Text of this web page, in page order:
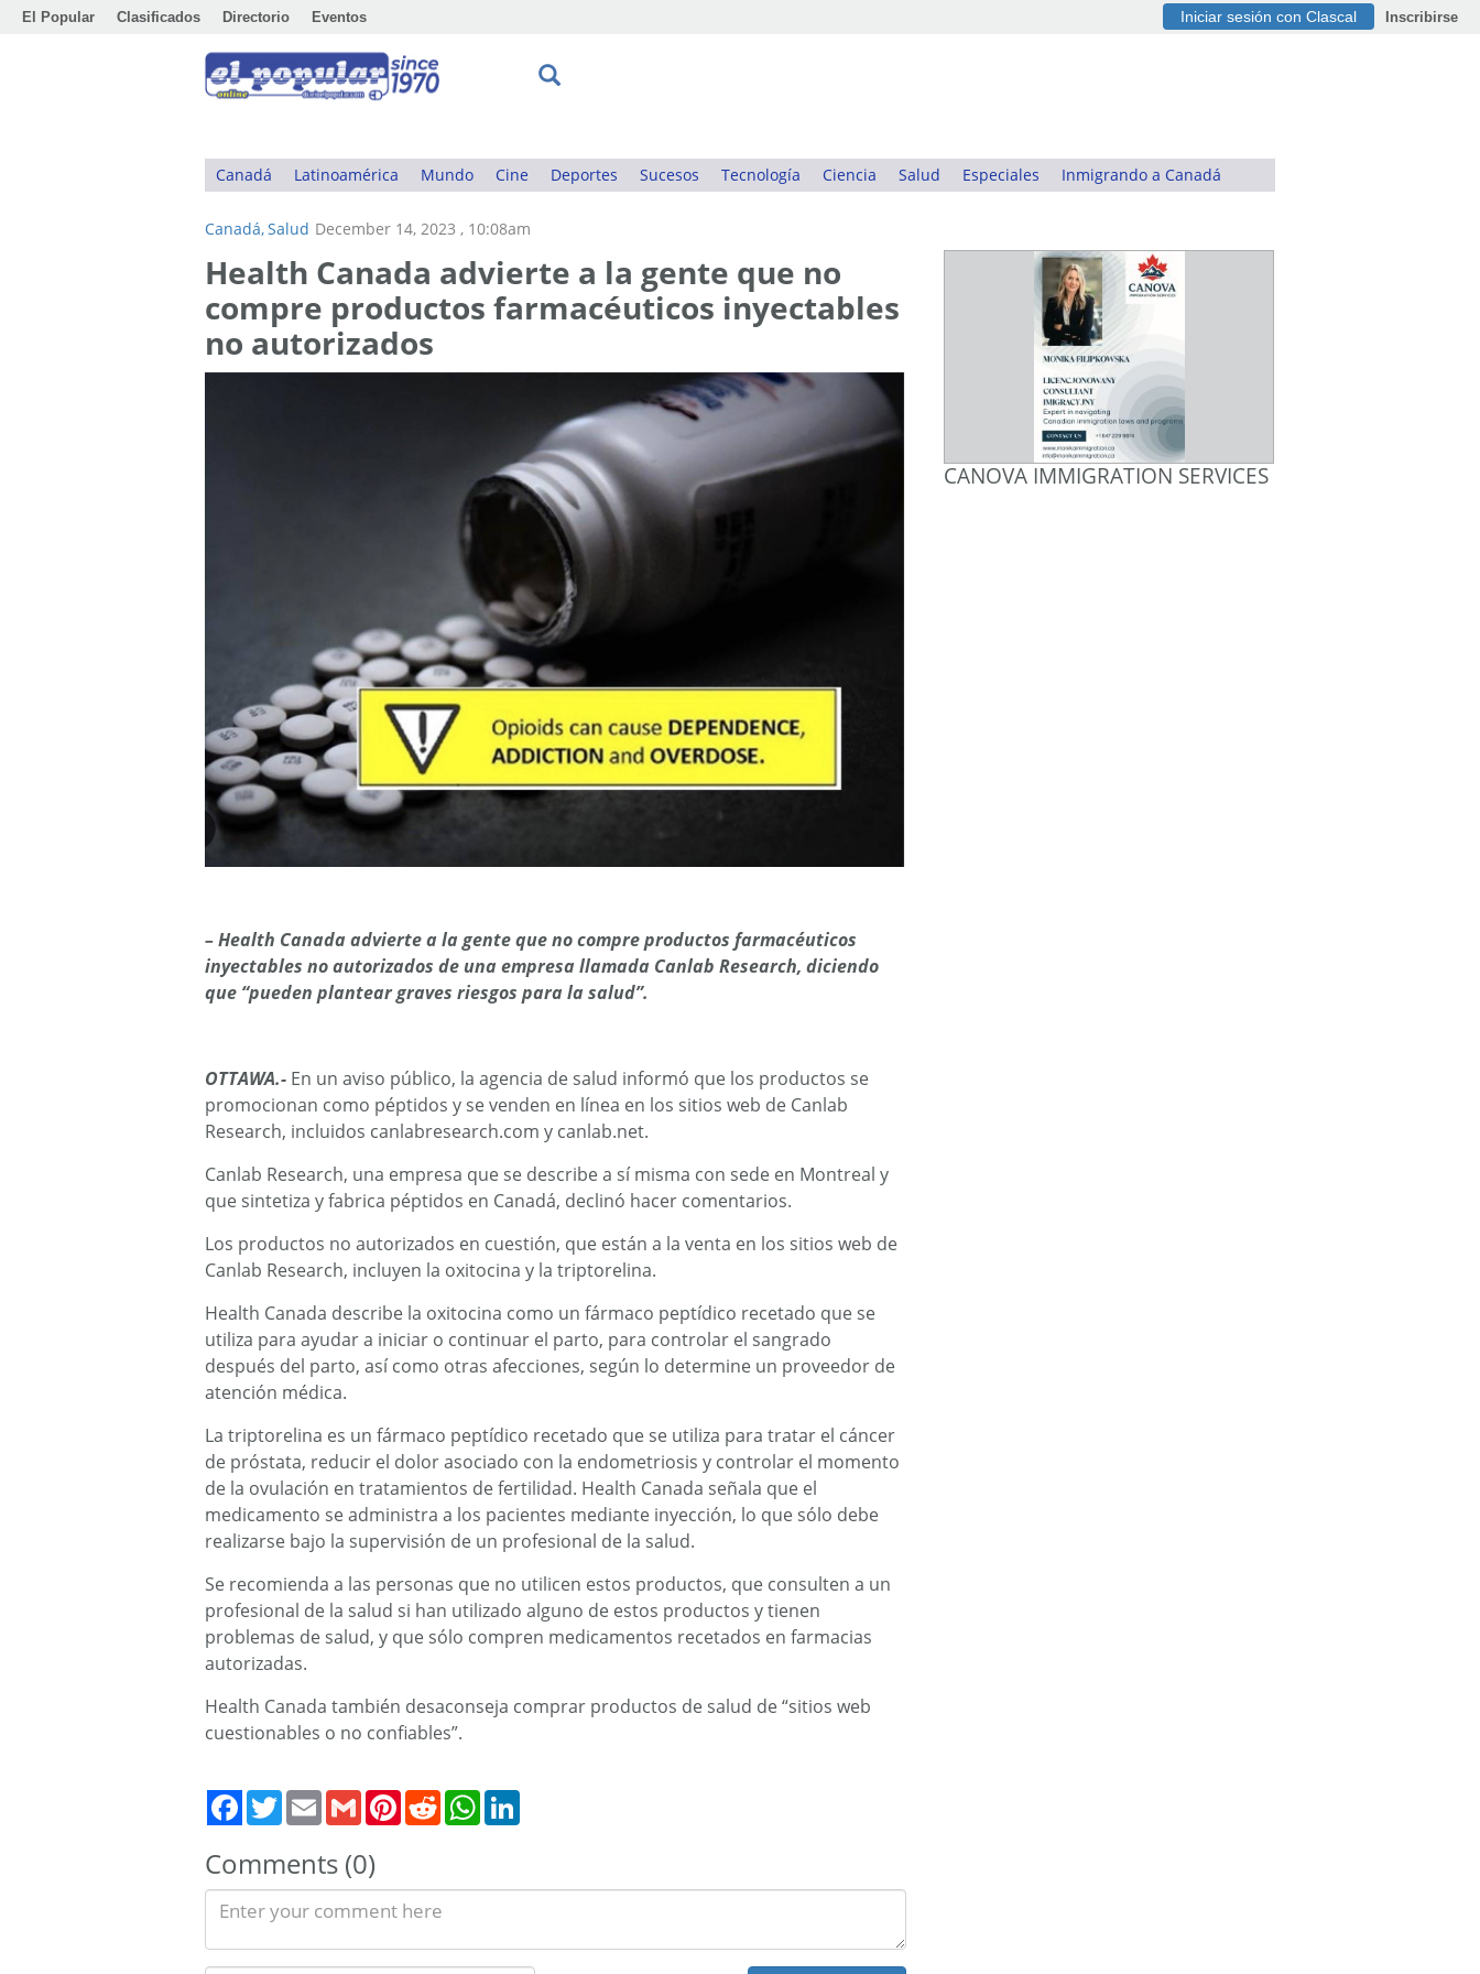
El Popular Clasificados Directorio Eventos Iniciar sesión con Clascal Inscribirse
Canadá Latinoamérica Mundo Cine Deportes Sucesos Tecnología Ciencia Salud Especiales Inmigrando a Canadá
Canadá,Salud December 14, 2023 , 10:08am
Health Canada advierte a la gente que no
compre productos farmacéuticos inyectables
no autorizados
– Health Canada advierte a la gente que no compre productos farmacéuticos
inyectables no autorizados de una empresa llamada Canlab Research, diciendo
que “pueden plantear graves riesgos para la salud”.
OTTAWA.- En un aviso público, la agencia de salud informó que los productos se
promocionan como péptidos y se venden en línea en los sitios web de Canlab
Research, incluidos canlabresearch.com y canlab.net.
Canlab Research, una empresa que se describe a sí misma con sede en Montreal y
que sintetiza y fabrica péptidos en Canadá, declinó hacer comentarios.
Los productos no autorizados en cuestión, que están a la venta en los sitios web de
Canlab Research, incluyen la oxitocina y la triptorelina.
Health Canada describe la oxitocina como un fármaco peptídico recetado que se
utiliza para ayudar a iniciar o continuar el parto, para controlar el sangrado
después del parto, así como otras afecciones, según lo determine un proveedor de
atención médica.
La triptorelina es un fármaco peptídico recetado que se utiliza para tratar el cáncer
de próstata, reducir el dolor asociado con la endometriosis y controlar el momento
de la ovulación en tratamientos de fertilidad. Health Canada señala que el
medicamento se administra a los pacientes mediante inyección, lo que sólo debe
realizarse bajo la supervisión de un profesional de la salud.
Se recomienda a las personas que no utilicen estos productos, que consulten a un
profesional de la salud si han utilizado alguno de estos productos y tienen
problemas de salud, y que sólo compren medicamentos recetados en farmacias
autorizadas.
Health Canada también desaconseja comprar productos de salud de “sitios web
cuestionables o no confiables”.
TwitterEmail Gmail PinterestRedditWhatsApp
Comments (0)
CANOVA IMMIGRATION SERVICES